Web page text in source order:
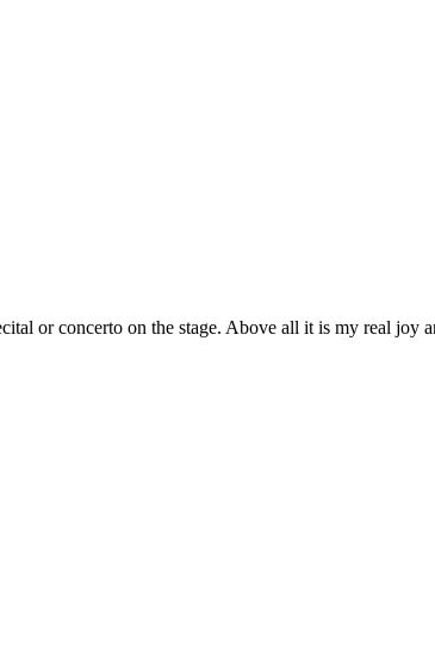
or concerto on the stage. Above all it is my real joy